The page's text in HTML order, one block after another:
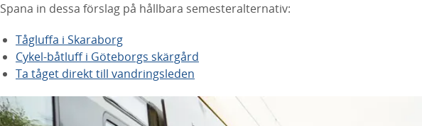
Spana in dessa förslag på hållbara semesteralternativ:
Tågluffa i Skaraborg
Cykel-båtluff i Göteborgs skärgård
Ta tåget direkt till vandringsleden